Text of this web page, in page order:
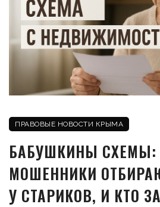
ПРАВОВЫЕ НОВОСТИ КРЫМА
БАБУШКИНЫ СХЕМЫ:
МОШЕННИКИ
У СТАРИКОВ, И КТО